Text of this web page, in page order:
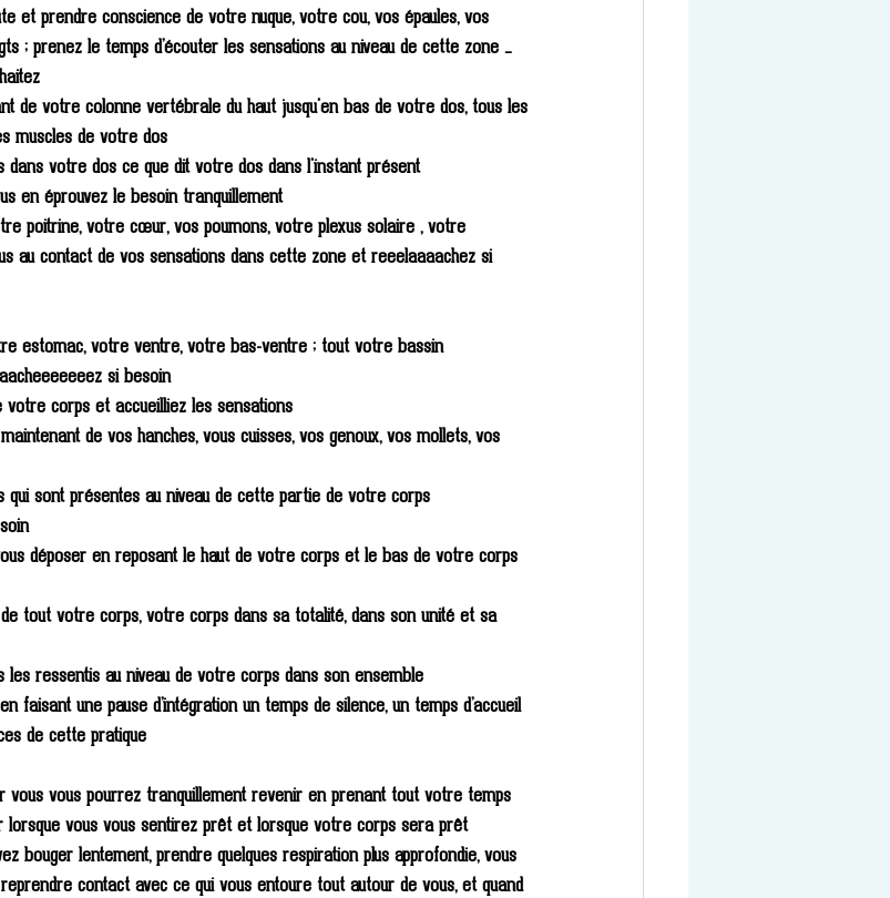
et prendre conscience de votre nuque, votre cou, vos épaules, vos
; prenez le temps d’écouter les sensations au niveau de cette zone …
de votre colonne vertébrale du haut jusqu'en bas de votre dos, tous les
muscles de votre dos
dans votre dos ce que dit votre dos dans l'instant présent
en éprouvez le besoin tranquillement
poitrine, votre cœur, vos poumons, votre plexus solaire , votre
au contact de vos sensations dans cette zone et reeelaaaachez si
estomac, votre ventre, votre bas-ventre ; tout votre bassin
si besoin
votre corps et accueilliez les sensations
de vos hanches, vous cuisses, vos genoux, vos mollets, vos
qui sont présentes au niveau de cette partie de votre corps
déposer en reposant le haut de votre corps et le bas de votre corps
tout votre corps, votre corps dans sa totalité, dans son unité et sa
les ressentis au niveau de votre corps dans son ensemble
faisant une pause d’intégration un temps de silence, un temps d’accueil
de cette pratique
vous vous pourrez tranquillement revenir en prenant tout votre temps
vous vous sentirez prêt et lorsque votre corps sera prêt
bouger lentement, prendre quelques respiration plus approfondie, vous
contact avec ce qui vous entoure tout autour de vous, et quand